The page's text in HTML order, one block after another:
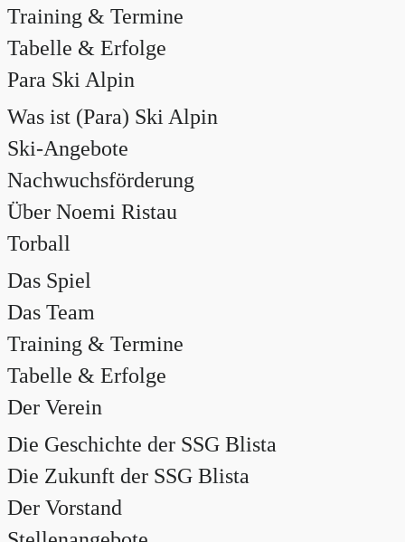
Training & Termine
Tabelle & Erfolge
Para Ski Alpin
Was ist (Para) Ski Alpin
Ski-Angebote
Nachwuchsförderung
Über Noemi Ristau
Torball
Das Spiel
Das Team
Training & Termine
Tabelle & Erfolge
Der Verein
Die Geschichte der SSG Blista
Die Zukunft der SSG Blista
Der Vorstand